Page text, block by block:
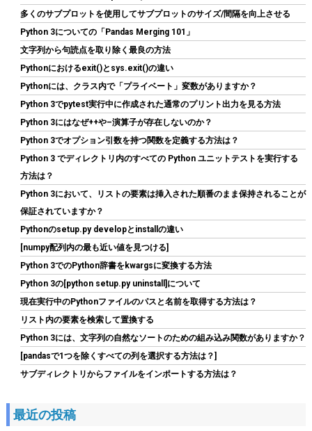
Amazon限定 キオクシア 内蔵SSD 1TB PCIe Gen4×4 NVMe M.2
2280 読込7,200M SSD-CK1.0N4B/R
(54519) GBP 158.51 (2026-08-08 04:05 GMT +09:00 時点 -
こちら)
Crucial(クルーシャル) PRO (マイクロン製) デスクトップ用メモリ
16GBX2枚 DDR4-3200 メーカー制限付無期限保証
CP2K16G4DFRA32A【国内正規代理店品】
(5456329) GBP 183.98 (2026-08-08 04:05 GMT +09:00 時点 -詳細
はこちら)
多くのサブプロットを使用してサブプロットのサイズ/間隔を向上させる
Python 3についての「Pandas Merging 101」
文字列から句読点を取り除く最良の方法
Pythonにおけるexit()とsys.exit()の違い
Pythonには、クラス内で「プライベート」変数がありますか？
Python 3でpytest実行中に作成された通常のプリント出力を見る方法
Python 3にはなぜ++や–演算子が存在しないのか？
Python 3でオプション引数を持つ関数を定義する方法は？
Python 3 でディレクトリ内のすべての Python ユニットテストを実行する
方法は？
Python 3において、リストの要素は挿入された順番のまま保持されることが
保証されていますか？
Pythonのsetup.py developとinstallの違い
[numpy配列内の最も近い値を見つける]
Python 3でのPython辞書をkwargsに変換する方法
Python 3の[python setup.py uninstall]について
現在実行中のPythonファイルのパスと名前を取得する方法は？
リスト内の要素を検索して置換する
Python 3には、文字列の自然なソートのための組み込み関数がありますか？
[pandasで1つを除くすべての列を選択する方法は？]
サブディレクトリからファイルをインポートする方法は？
最近の投稿